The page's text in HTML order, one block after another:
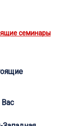
семинары